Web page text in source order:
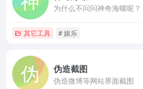
为什么不问问神奇海螺呢？
其它工具 # 娱乐
伪造截图
伪造微博等网站界面截图